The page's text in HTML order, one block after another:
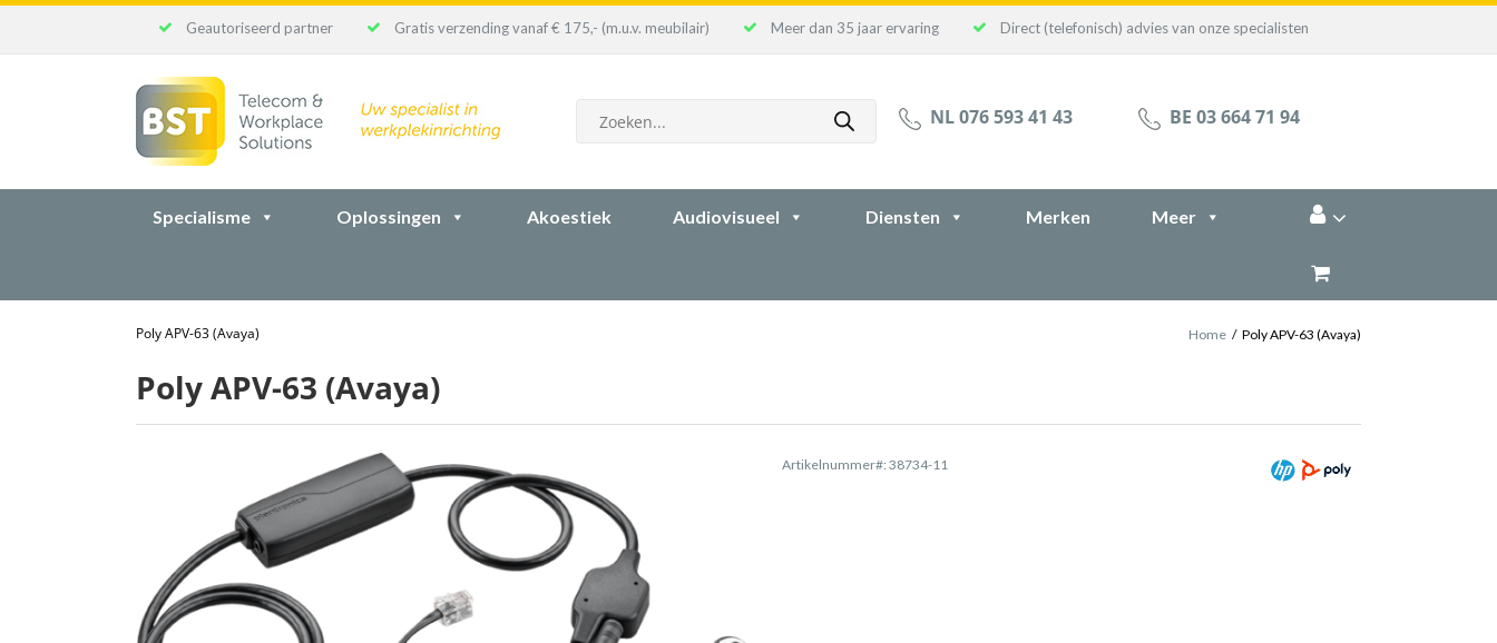
Geautoriseerd partner Gratis verzending vanaf € 175,- (m.u.v. meubilair) Meer dan 35 jaar ervaring Direct (telefonisch) advies van onze specialisten
zoeken NL 076 593 41 43 BE 03 664 71 94
Specialisme Oplossingen Akoestiek Audiovisueel Diensten Merken Meer
Poly APV-63 (Avaya) Home / Poly APV-63 (Avaya)
Poly APV-63 (Avaya)
Artikelnummer#: 38734-11